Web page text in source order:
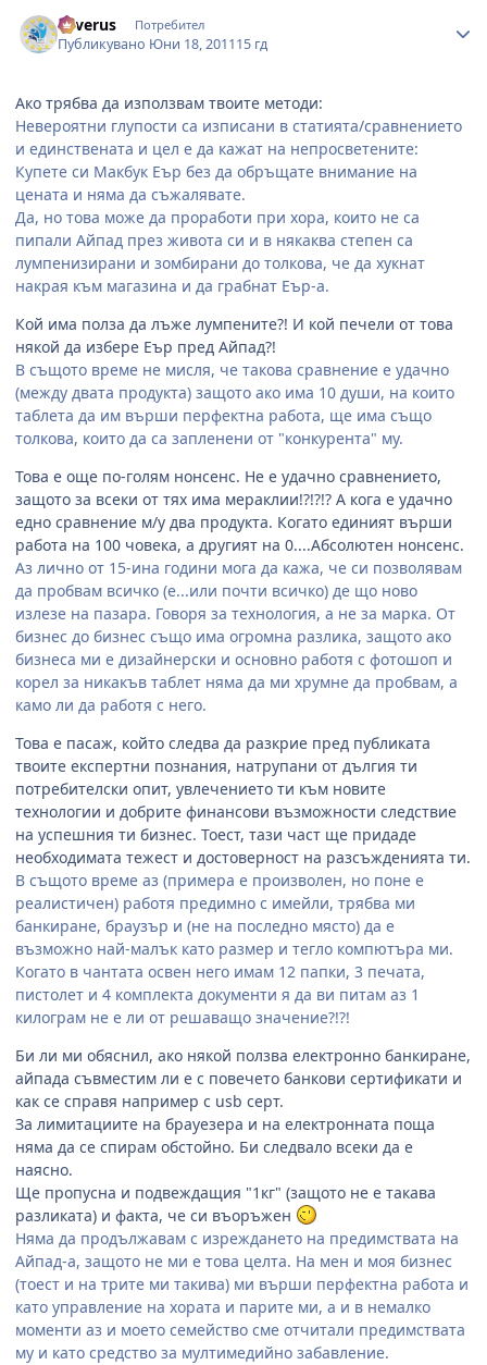
Severus Потребител
Публикувано Юни 18, 201115 гд
Ако трябва да използвам твоите методи:
Невероятни глупости са изписани в статията/сравнението
и единствената и цел е да кажат на непросветените:
Купете си Макбук Еър без да обръщате внимание на
цената и няма да съжалявате.
Да, но това може да проработи при хора, които не са
пипали Айпад през живота си и в някаква степен са
лумпенизирани и зомбирани до толкова, че да хукнат
накрая към магазина и да грабнат Еър-а.
Кой има полза да лъже лумпените?! И кой печели от това
някой да избере Еър пред Айпад?!
В същото време не мисля, че такова сравнение е удачно
(между двата продукта) защото ако има 10 души, на които
таблета да им върши перфектна работа, ще има също
толкова, които да са запленени от "конкурента" му.
Това е още по-голям нонсенс. Не е удачно сравнението,
защото за всеки от тях има мераклии!?!?!? А кога е удачно
едно сравнение м/у два продукта. Когато единият върши
работа на 100 човека, а другият на 0....Абсолютен нонсенс.
Аз лично от 15-ина години мога да кажа, че си позволявам
да пробвам всичко (е...или почти всичко) де що ново
излезе на пазара. Говоря за технология, а не за марка. От
бизнес до бизнес също има огромна разлика, защото ако
бизнеса ми е дизайнерски и основно работя с фотошоп и
корел за никакъв таблет няма да ми хрумне да пробвам, а
камо ли да работя с него.
Това е пасаж, който следва да разкрие пред публиката
твоите експертни познания, натрупани от дългия ти
потребителски опит, увлечението ти към новите
технологии и добрите финансови възможности следствие
на успешния ти бизнес. Тоест, тази част ще придаде
необходимата тежест и достоверност на разсъжденията ти.
В същото време аз (примера е произволен, но поне е
реалистичен) работя предимно с имейли, трябва ми
банкиране, браузър и (не на последно място) да е
възможно най-малък като размер и тегло компютъра ми.
Когато в чантата освен него имам 12 папки, 3 печата,
пистолет и 4 комплекта документи я да ви питам аз 1
килограм не е ли от решаващо значение?!?!
Би ли ми обяснил, ако някой ползва електронно банкиране,
айпада съвместим ли е с повечето банкови сертификати и
как се справя например с usb серт.
За лимитациите на брауезера и на електронната поща
няма да се спирам обстойно. Би следвало всеки да е
наясно.
Ще пропусна и подвеждащия "1кг" (защото не е такава
разликата) и факта, че си въоръжен
Няма да продължавам с изреждането на предимствата на
Айпад-а, защото не ми е това целта. На мен и моя бизнес
(тоест и на трите ми такива) ми върши перфектна работа и
като управление на хората и парите ми, а и в немалко
моменти аз и моето семейство сме отчитали предимствата
му и като средство за мултимедийно забавление.